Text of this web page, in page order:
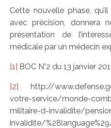
Cette nouvelle phase,
avec précision, donnera
présentation de
médicale par un médecin
[1] BOC N°2 du 13 janvier
[2] http://
votre-service/monde-
militaire-d-invalidite/
invalidite/